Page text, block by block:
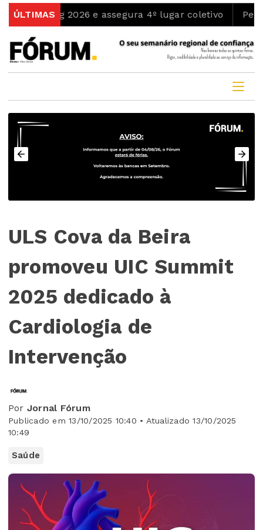
ÚLTIMAS
2026 e assegura 4º lugar coletivo
ULS Cova da Beira
promoveu UIC Summit
2025 dedicado à
Cardiologia de
Intervenção
Por Jornal Fórum
Publicado em 13/10/2025 10:40 • Atualizado 13/10/2025
10:49
Saúde